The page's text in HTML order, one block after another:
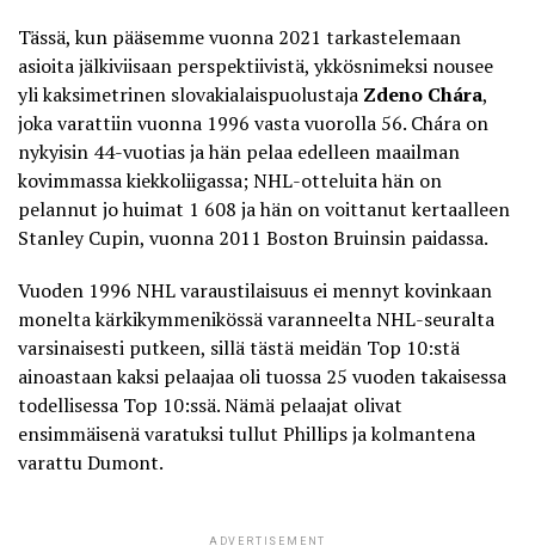
Tässä, kun pääsemme vuonna 2021 tarkastelemaan
asioita jälkiviisaan perspektiivistä, ykkösnimeksi nousee
yli kaksimetrinen slovakialaispuolustaja Zdeno Chára,
joka varattiin vuonna 1996 vasta vuorolla 56. Chára on
nykyisin 44-vuotias ja hän pelaa edelleen maailman
kovimmassa kiekkoliigassa; NHL-otteluita hän on
pelannut jo huimat 1 608 ja hän on voittanut kertaalleen
Stanley Cupin, vuonna 2011 Boston Bruinsin paidassa.
Vuoden 1996 NHL varaustilaisuus ei mennyt kovinkaan
monelta kärkikymmenikössä varanneelta NHL-seuralta
varsinaisesti putkeen, sillä tästä meidän Top 10:stä
ainoastaan kaksi pelaajaa oli tuossa 25 vuoden takaisessa
todellisessa Top 10:ssä. Nämä pelaajat olivat
ensimmäisenä varatuksi tullut Phillips ja kolmantena
varattu Dumont.
ADVERTISEMENT